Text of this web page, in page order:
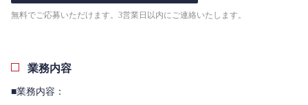
無料でご応募いただけます。3営業日以内にご連絡いたします。
業務内容
■業務内容：